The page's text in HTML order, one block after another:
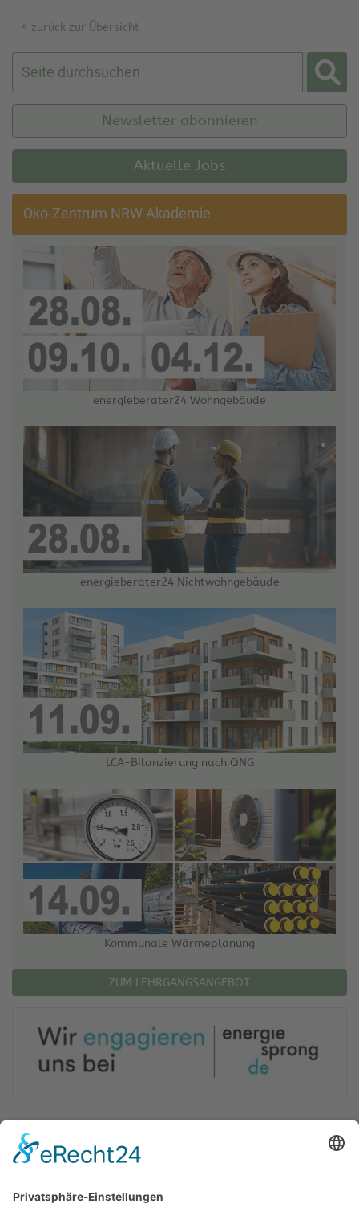
« zurück zur Übersicht
Newsletter abonnieren
Aktuelle Jobs
Öko-Zentrum NRW Akademie
energieberater24 Wohngebäude
energieberater24 Nichtwohngebäude
LCA-Bilanzierung nach QNG
Kommunale Wärmeplanung
ZUM LEHRGANGSANGEBOT
Öko-Zentrum NRW GmbH